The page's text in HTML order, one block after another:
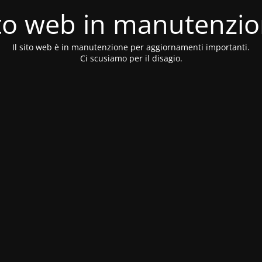
web in
Il sito web è in manutenzione per aggiornamenti importanti.
Ci scusiamo per il disagio.